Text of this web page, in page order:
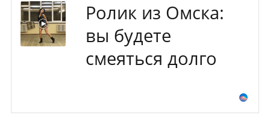
Ролик из Омска:
вы будете
смеяться долго